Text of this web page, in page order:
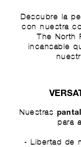
Descubre la
con nuestra
The North
incansable
Nuestras
para
- Libertad de